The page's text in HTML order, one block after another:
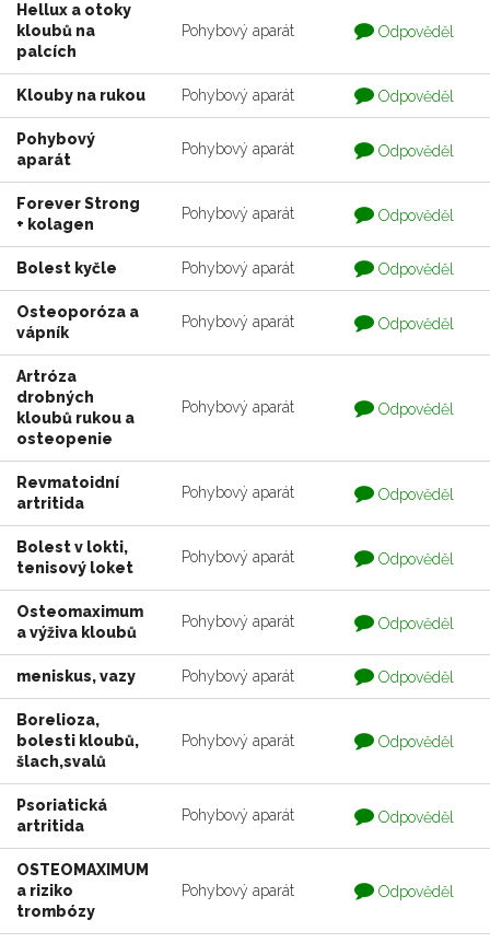
Hellux a otoky
kloubů na
palcích
Pohybový aparát
Otázka
je
Odpověděl
Klouby na rukou Pohybový aparát
Otázka
je
zodpovedaná
Odpověděl
Pohybový
aparát
Pohybový aparát
Otázka
je
zodpovedaná
Odpověděl
Forever Strong
+ kolagen
Pohybový aparát
Otázka
je
zodpovedaná
Odpověděl
Bolest kyčle Pohybový aparát
Otázka
je
zodpovedaná
Odpověděl
Osteoporóza a
vápník
Pohybový aparát
Otázka
je
zodpovedaná
Odpověděl
Artróza
drobných
kloubů rukou a
osteopenie
Pohybový aparát
Otázka
je
Odpověděl
Revmatoidní
artritida
Pohybový aparát
Otázka
je
zodpovedaná
Odpověděl
Bolest v lokti,
tenisový loket
Pohybový aparát
Otázka
je
zodpovedaná
Odpověděl
Osteomaximum
a výživa kloubů
Pohybový aparát
Otázka
je
zodpovedaná
Odpověděl
meniskus, vazy Pohybový aparát
Otázka
je
zodpovedaná
Odpověděl
Borelioza,
bolesti kloubů,
šlach,svalů
Pohybový aparát
Otázka
je
Odpověděl
Psoriatická
artritida
Pohybový aparát
Otázka
je
zodpovedaná
Odpověděl
OSTEOMAXIMUM
a riziko
trombózy
Pohybový aparát
Otázka
je
Odpověděl